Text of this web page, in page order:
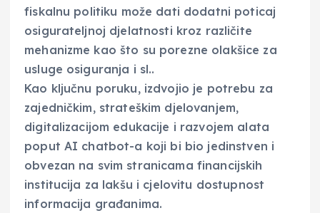
fiskalnu politiku može dati dodatni poticaj
osigurateljnoj djelatnosti kroz različite
mehanizme kao što su porezne olakšice za
usluge osiguranja i sl..
Kao ključnu poruku, izdvojio je potrebu za
zajedničkim, strateškim djelovanjem,
digitalizacijom edukacije i razvojem alata
poput AI chatbot-a koji bi bio jedinstven i
obvezan na svim stranicama financijskih
institucija za lakšu i cjelovitu dostupnost
informacija građanima.